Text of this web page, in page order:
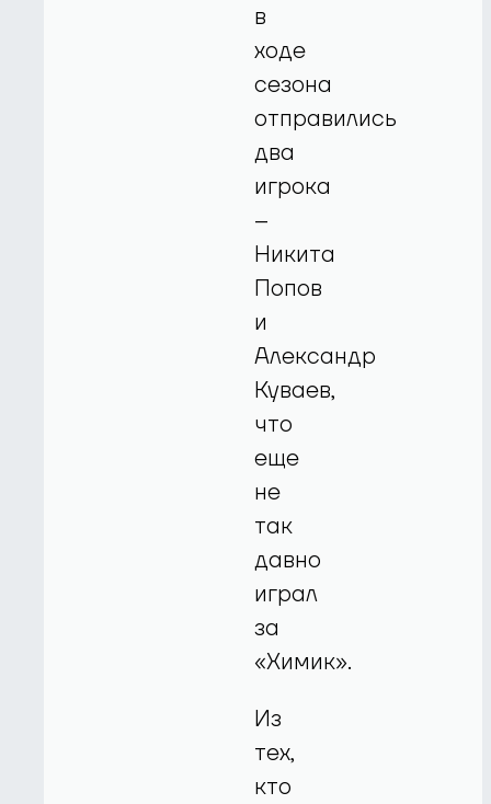
в
ходе
сезона
отправились
два
игрока
–
Никита
Попов
и
Александр
Куваев,
что
еще
не
так
давно
играл
за
«Химик».
Из
тех,
кто